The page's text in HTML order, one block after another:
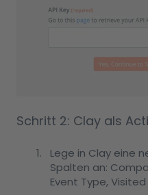
Schritt 2: Clay als
Lege in Clay eine
Spalten an:
Event Type,